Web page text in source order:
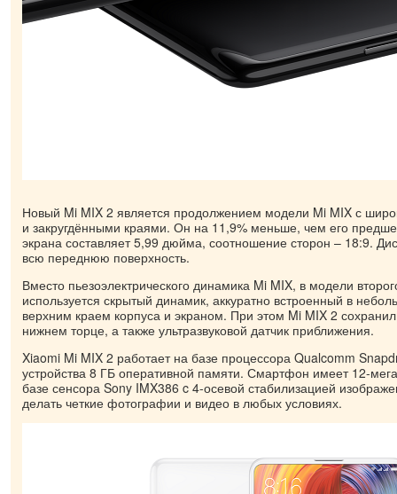
Новый Mi MIX 2 является продолжением модели Mi MIX с
и закругдёнными краями. Он на 11,9% меньше, чем его
экрана составляет 5,99 дюйма, соотношение сторон – 18:9.
всю переднюю поверхность.
Вместо пьезоэлектрического динамика Mi MIX, в модели
используется скрытый динамик, аккуратно встроенный в
верхним краем корпуса и экраном. При этом Mi MIX 2
нижнем торце, а также ультразвуковой датчик приближения.
Xiaomi Mi MIX 2 работает на базе процессора Qualcomm
устройства 8 ГБ оперативной памяти. Смартфон имеет 12-
базе сенсора Sony IMX386 c 4-осевой стабилизацией
делать четкие фотографии и видео в любых условиях.